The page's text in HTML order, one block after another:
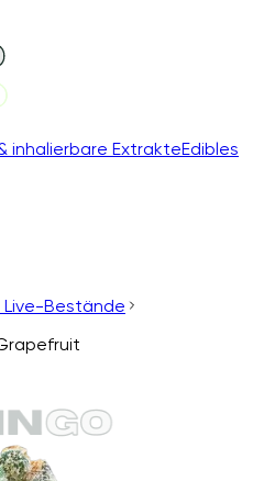
inhalierbare ExtrakteEdibles
Live-Bestände